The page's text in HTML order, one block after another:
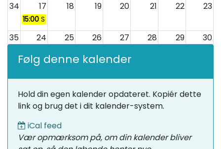
34 17 18 19 20 21 22 23
15:00 Sæsonopstart med oprykning 2026
35 24 25 26 27 28 29 30
Følg denne kalender
Hold din egen kalender opdateret. Kopiér dette
link og brug det i dit kalender-system.
iCal feed
Vær opmærksom på, om din kalender bliver